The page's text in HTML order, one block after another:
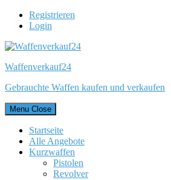
Registrieren
Login
Waffenverkauf24
Gebrauchte Waffen kaufen und verkaufen
Menu Close
Startseite
Alle Angebote
Kurzwaffen
Pistolen
Revolver